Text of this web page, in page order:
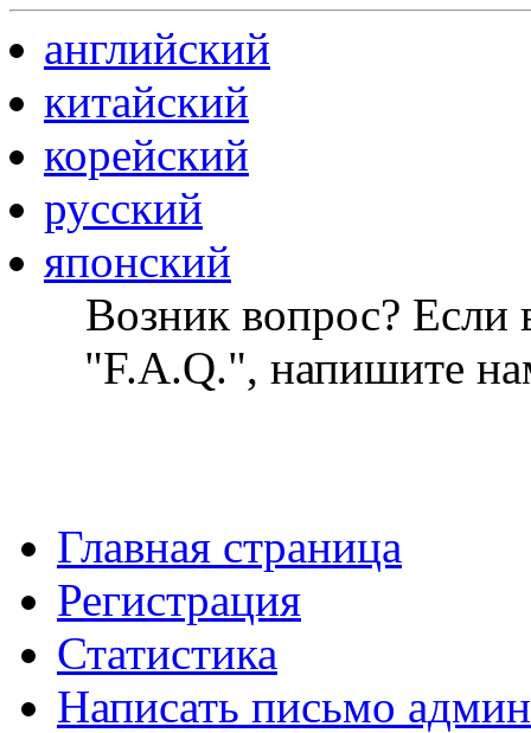
английский
китайский
корейский
русский
японский
Возник вопрос? Если
"F.A.Q.", напишите
Главная страница
Регистрация
Статистика
Написать письмо